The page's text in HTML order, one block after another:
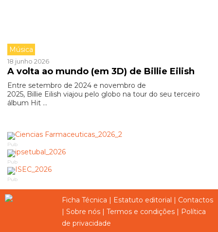
Música
18 junho 2026
A volta ao mundo (em 3D) de Billie Eilish
Entre setembro de 2024 e novembro de
2025, Billie Eilish viajou pelo globo na tour do seu terceiro
álbum Hit ...
Pub
Pub
Pub
Ficha Técnica | Estatuto editorial | Contactos
| Sobre nós | Termos e condições | Política
de privacidade